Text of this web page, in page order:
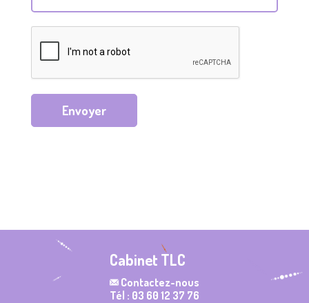
Envoyer
Cabinet TLC
Contactez-nous
Tél : 03 60 12 37 76